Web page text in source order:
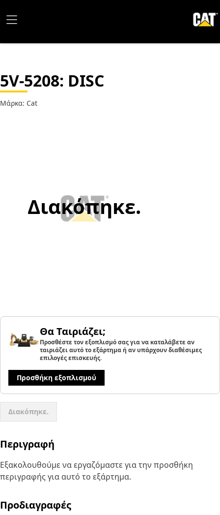
5V-5208: DISC
Μάρκα: Cat
Διακόπηκε.
Θα Ταιριάζει;
Προσθέστε τον εξοπλισμό σας για να καταλάβετε αν
ταιριάζει αυτό το εξάρτημα ή αν υπάρχουν διαθέσιμες
επιλογές επισκευής.
Προσθήκη εξοπλισμού
Διακόπηκε.
Περιγραφή
Εξακολουθούμε να εργαζόμαστε για την προσθήκη
περιγραφής για αυτό το εξάρτημα.
Προδιαγραφές